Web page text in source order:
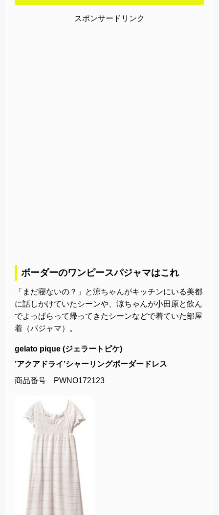
スポンサードリンク
ボーダーのワンピースパジャマはこれ
「まだ寝ないの？」と涼ちゃんがキッチンにいる美都
に話しかけていたシーンや、涼ちゃんが小田原と飲ん
でよっぱらって帰ってきたシーンなどで着ていた部屋
着（パジャマ）。
gelato pique (ジェラートピケ)
’アクアドライ’シャーリングボーダードレス
商品番号 PWNO172123